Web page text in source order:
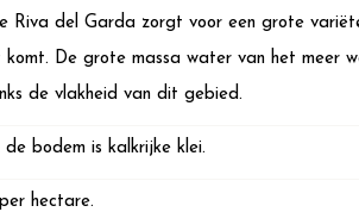
Riva del Garda zorgt voor een grote
De grote massa water van het meer
de vlakheid van dit gebied.
de bodem is kalkrijke klei.
hectare.